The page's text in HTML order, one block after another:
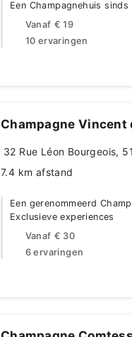
Een Champagnehuis
Vanaf € 19
10 ervaringen
Champagne Vincent
32 Rue Léon Bourgeois,
7.4 km afstand
Een gerenommeerd
Exclusieve experiences
Vanaf € 30
6 ervaringen